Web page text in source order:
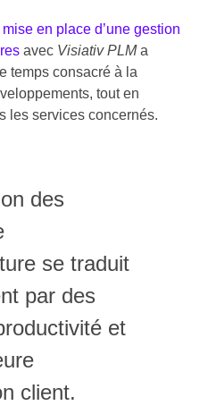
mise en place d’une gestion
avec Visiativ PLMa
temps consacré à la
tout en
les services concernés.
des
se traduit
par des
et
client.